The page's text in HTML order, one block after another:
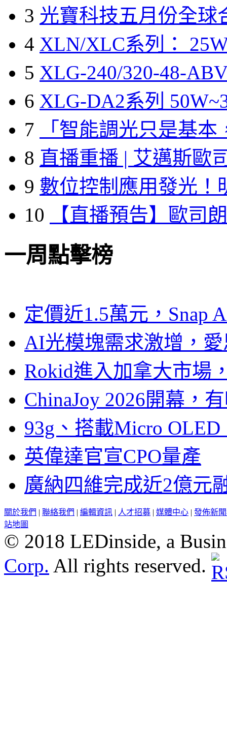
3 光寶科技五月份全球
4 XLN/XLC系列：
5 XLG-240/320-48-
6 XLG-DA2系列
7
「智能調光只是基本
8 直播重播 | 艾邁斯歐
9 數位控制應用發光！
10
【直播預告】歐司
一周點擊榜
定價近1.5萬元，Snap
AI光模塊需求激增，
Rokid進入加拿大市場
ChinaJoy 2026開幕，
93g、搭載Micro
英偉達官宣CPO量產
廣納四維完成近2億元
關於我們 | 聯絡我們 | 編輯資訊 | 人才招募 | 媒體中心 | 發佈新
站地圖
© 2018 LEDinside, a
Corp. All rights reserved.